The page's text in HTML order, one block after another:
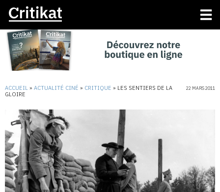
ACCUEIL » ACTUALITÉ CINÉ » CRITIQUE » LES SENTIERS DE LA
GLOIRE
22 MARS 2011